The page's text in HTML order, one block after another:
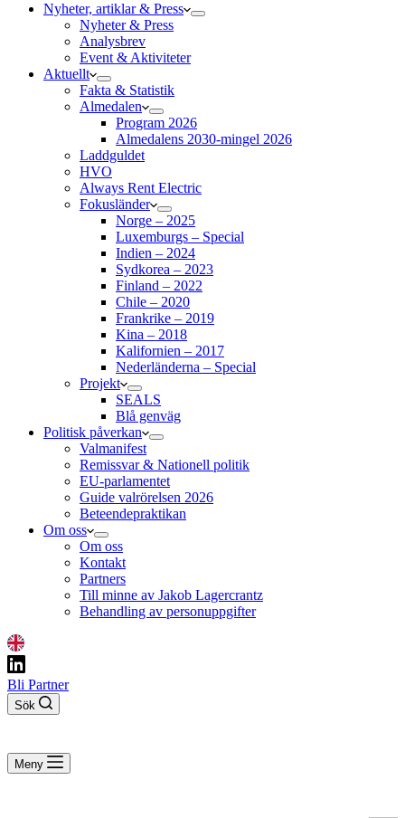
Nyheter, artiklar & Press
Nyheter & Press
Analysbrev
Event & Aktiviteter
Aktuellt
Fakta & Statistik
Almedalen
Program 2026
Almedalens 2030-mingel 2026
Laddguldet
HVO
Always Rent Electric
Fokusländer
Norge – 2025
Luxemburgs – Special
Indien – 2024
Sydkorea – 2023
Finland – 2022
Chile – 2020
Frankrike – 2019
Kina – 2018
Kalifornien – 2017
Nederländerna – Special
Projekt
SEALS
Blå genväg
Politisk påverkan
Valmanifest
Remissvar & Nationell politik
EU-parlamentet
Guide valrörelsen 2026
Beteendepraktikan
Om oss
Om oss
Kontakt
Partners
Till minne av Jakob Lagercrantz
Behandling av personuppgifter
Bli Partner
Sök
Meny